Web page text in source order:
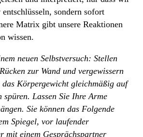
sondern sofort
Matrix gibt unsere Reaktionen
wissen.
neuen Selbstversuch: Stellen
zur Wand und vergewissern
das Körpergewicht gleichmäßig auf
spüren. Lassen Sie Ihre Arme
Sie können das Folgende
Spiegel, vor laufender
mit einem Gesprächspartner